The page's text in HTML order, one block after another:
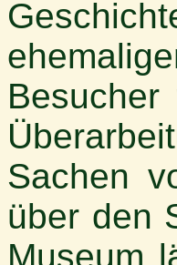
Sachen
über den
Museum